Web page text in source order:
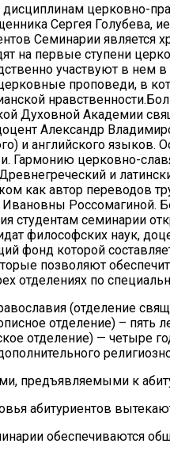
церковно-
Сергея Голубева,
Семинарии
на первые ступени
участвуют в нем
церковные проповеди, в
Духовной Академии
Александр
и английского
Гармонию церковно-
и
как автор переводов
Россомагиной.
студентам семинарии
философских наук,
фонд которой
позволяют
отделениях по
(отделение
отделение) – пять
отделение) — четыре
предъявляемыми к
абитуриентов
обеспечиваются